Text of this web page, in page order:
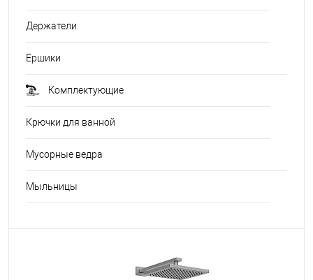
Держатели
Ершики
Комплектующие
Крючки для ванной
Мусорные ведра
Мыльницы